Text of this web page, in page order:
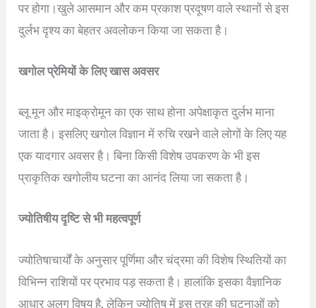
पर होगा।खुले आसमान और कम प्रकाश प्रदूषण वाले स्थानों से इस
दुर्लभ दृश्य का बेहतर अवलोकन किया जा सकता है।
खगोल प्रेमियों के लिए खास अवसर
ब्लू मून और माइक्रोमून का एक साथ होना अपेक्षाकृत दुर्लभ माना
जाता है। इसलिए खगोल विज्ञान में रुचि रखने वाले लोगों के लिए यह
एक यादगार अवसर है। बिना किसी विशेष उपकरण के भी इस
प्राकृतिक खगोलीय घटना का आनंद लिया जा सकता है।
ज्योतिषीय दृष्टि से भी महत्वपूर्ण
ज्योतिषाचार्यों के अनुसार पूर्णिमा और चंद्रमा की विशेष स्थितियों का
विभिन्न राशियों पर प्रभाव पड़ सकता है। हालांकि इसका वैज्ञानिक
आधार अलग विषय है, लेकिन ज्योतिष में इस तरह की घटनाओं को